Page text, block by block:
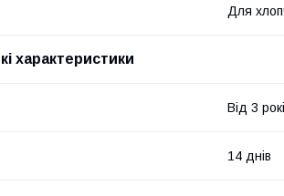
Для
характеристики
Від 3
14 днів